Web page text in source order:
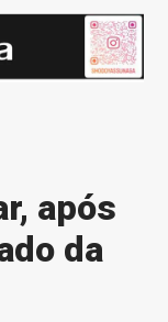
após
da